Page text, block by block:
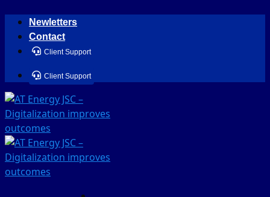
Skip
content
Newletters
Contact
Client Support
Client Support